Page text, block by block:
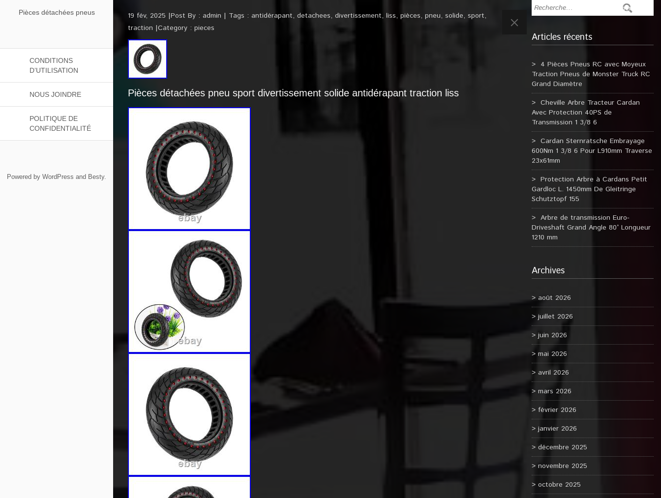
Pièces détachées pneus
CONDITIONS
D’UTILISATION
NOUS JOINDRE
POLITIQUE DE
CONFIDENTIALITÉ
Powered by WordPress and Besty.
19 fév, 2025 Post By : admin Tags : antidérapant, detachees, divertissement, liss, pièces, pneu, solide, sport,
traction Category : pieces
Pièces détachées pneu sport divertissement solide antidérapant traction liss
Articles récents
4 Pièces Pneus RC avec Moyeux
Traction Pneus de Monster Truck RC
Grand Diamètre
Cheville Arbre Tracteur Cardan
Avec Protection 40PS de
Transmission 1 3/8 6
Cardan Sternratsche Embrayage
600Nm 1 3/8 6 Pour L910mm Traverse
23x61mm
Protection Arbre à Cardans Petit
Gardloc L. 1450mm De Gleitringe
Schutztopf 155
Arbre de transmission Euro-
Driveshaft Grand Angle 80° Longueur
1210 mm
Archives
août 2026
juillet 2026
juin 2026
mai 2026
avril 2026
mars 2026
février 2026
janvier 2026
décembre 2025
novembre 2025
octobre 2025